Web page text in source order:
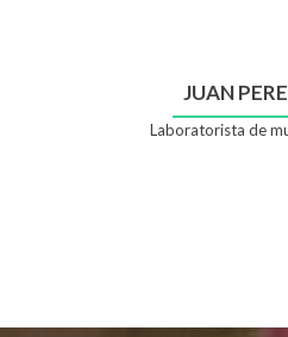
JUAN
Laboratorista de